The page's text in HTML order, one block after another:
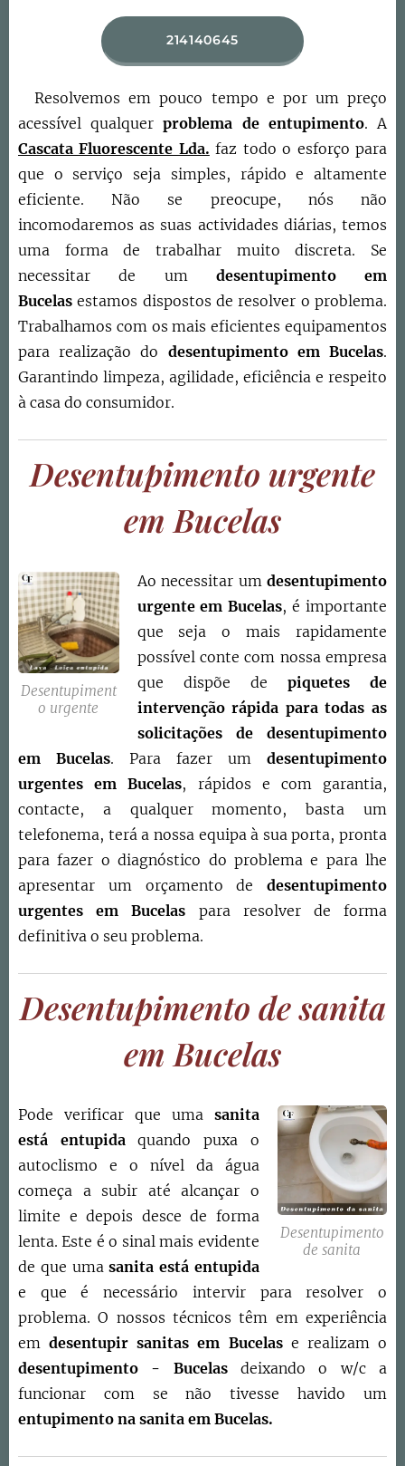
214140645
Resolvemos em pouco tempo e por um preço
acessível qualquerproblema de entupimento. A
Cascata Fluorescente Lda. faz todo o esforço para
que o serviço seja simples, rápido e altamente
eficiente. Não se preocupe, nós não
incomodaremos as suas actividades diárias, temos
uma forma de trabalhar muito discreta. Se
necessitar de um desentupimento em
Bucelasestamos dispostos de resolver o problema.
Trabalhamos com os mais eficientes equipamentos
para realização do desentupimento em Bucelas.
Garantindo limpeza, agilidade, eficiência e respeito
à casa do consumidor.
Desentupimento urgente
em Bucelas
Desentupiment
o urgente
Ao necessitar um desentupimento
urgente emBucelas, é importante
que seja o mais rapidamente
possível conte com nossa empresa
que dispõe de piquetes de
intervenção rápida para todas as
solicitações de desentupimento
em Bucelas. Para fazer um desentupimento
urgentes em Bucelas, rápidos e com garantia,
contacte, a qualquer momento, basta um
telefonema, terá a nossa equipa à sua porta, pronta
para fazer o diagnóstico do problema e para lhe
apresentar um orçamento de desentupimento
urgentes emBucelas para resolver de forma
definitiva o seu problema.
Desentupimento de sanita
em Bucelas
Desentupimento
de sanita
Pode verificar que uma sanita
está entupidaquando puxa o
autoclismo e o nível da água
começa a subir até alcançar o
limite e depois desce de forma
lenta. Este é o sinal mais evidente
de que umasanita está entupida
e que é necessário intervir para resolver o
problema. O nossos técnicos têm em experiência
emdesentupir sanitas em Bucelas e realizam o
desentupimento - Bucelasdeixando o w/c a
funcionar com se não tivesse havido um
entupimento na sanita em Bucelas.